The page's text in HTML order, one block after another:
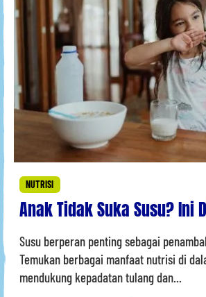
NUTRISI
Anak Tidak Suka Susu? Ini
Susu berperan penting sebagai
Temukan berbagai manfaat nutrisi di
mendukung kepadatan tulang dan...